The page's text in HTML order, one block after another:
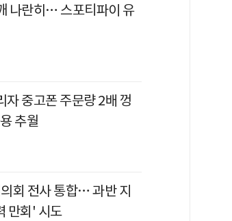
나란히… 스포티파이 유
중고폰 주문량 2배 껑
추월
회 전사 통합… 과반 지
만회' 시도